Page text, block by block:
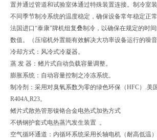
置并通过管道和试验室体通过特殊装置连接。制冷室
不同季节制冷系统的温度稳定，确保设备常年稳定正
法国进口“泰康"牌机组复叠制冷，以确保在规定的时
数值。（压缩机外置能有效解决大功率设备运行的噪音
冷却方式：风冷式冷凝器。
蒸 发 器：鳍片式自动负载容量调整。
膨胀系统：自动容量控制之冷冻系统。
制冷剂：采用对臭氧系数为零的绿色环保（HFC）.美
R404A,R23。
鳍片式散热管形镍铬合金电热式加热方式
不锈钢护套式电热蒸汽发生装置 。
空气循环通道：内循环系统采用长轴电机（耐高低温